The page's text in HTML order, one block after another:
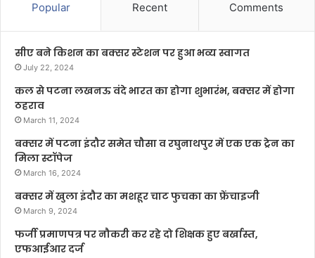
Popular Recent Comments
सीए बने किशन का बक्सर स्टेशन पर हुआ भव्य स्वागत
July 22, 2024
कल से पटना लखनऊ वंदे भारत का होगा शुभारंभ, बक्सर में होगा
ठहराव
March 11, 2024
बक्सर में पटना इंदौर समेत चौसा व रघुनाथपुर में एक एक ट्रेन का
मिला स्टॉपेज
March 16, 2024
बक्सर में खुला इंदौर का मशहूर चाट फुचका का फ्रेंचाइजी
March 9, 2024
फर्जी प्रमाणपत्र पर नौकरी कर रहे दो शिक्षक हुए बर्खास्त,
एफआईआर दर्ज